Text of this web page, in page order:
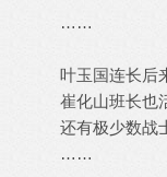
……
叶玉国连长后
崔化山班长也
还有极少数战
……